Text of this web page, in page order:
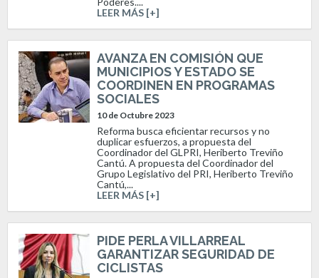
LEER MÁS [+]
AVANZA EN COMISIÓN QUE
MUNICIPIOS Y ESTADO SE
COORDINEN EN PROGRAMAS
SOCIALES
10 de Octubre 2023
Reforma busca eficientar recursos y no
duplicar esfuerzos, a propuesta del
Coordinador del GLPRI, Heriberto Treviño
Cantú. A propuesta del Coordinador del
Grupo Legislativo del PRI, Heriberto Treviño
Cantú,...
LEER MÁS [+]
PIDE PERLA VILLARREAL
GARANTIZAR SEGURIDAD DE
CICLISTAS